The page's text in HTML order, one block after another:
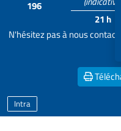
196
21 h
N'hésitez pas à nous
Intra